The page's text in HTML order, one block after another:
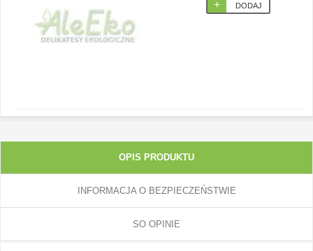
DODAJ
OPIS PRODUKTU
INFORMACJA O BEZPIECZEŃSTWIE
SO OPINIE